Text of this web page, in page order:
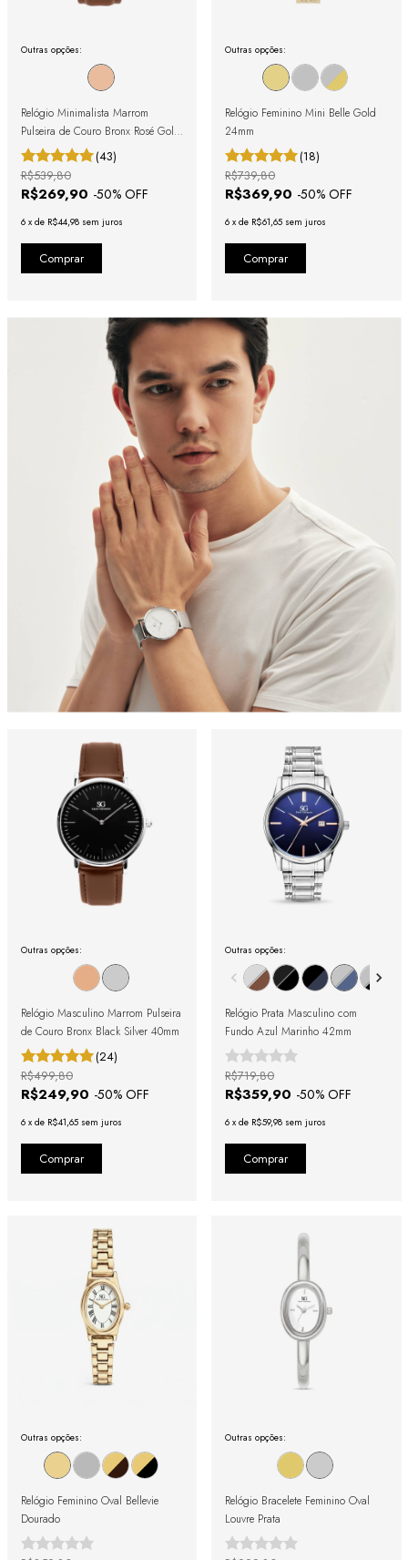
Outras opções:
Relógio Minimalista Marrom
Pulseira de Couro Bronx Rosé Gold
40mm
(43)
R$269,90 -50% OFF
R$539,80
6 x de R$44,98 sem juros
Outras opções:
Relógio Feminino Mini Belle Gold
24mm
(18)
R$369,90 -50% OFF
R$739,80
6 x de R$61,65 sem juros
Outras opções:
Relógio Masculino Marrom Pulseira
de Couro Bronx Black Silver 40mm
(24)
R$249,90 -50% OFF
R$499,80
6 x de R$41,65 sem juros
Outras opções:
Relógio Prata Masculino com
Fundo Azul Marinho 42mm
R$359,90 -50% OFF
R$719,80
6 x de R$59,98 sem juros
Outras opções:
Relógio Feminino Oval Bellevie
Dourado
Outras opções:
Relógio Bracelete Feminino Oval
Louvre Prata